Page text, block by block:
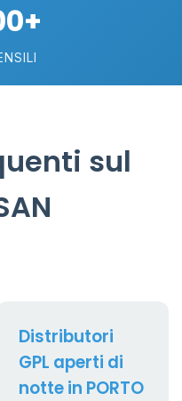
sul
Distributori
GPL aperti di
notte in PORTO